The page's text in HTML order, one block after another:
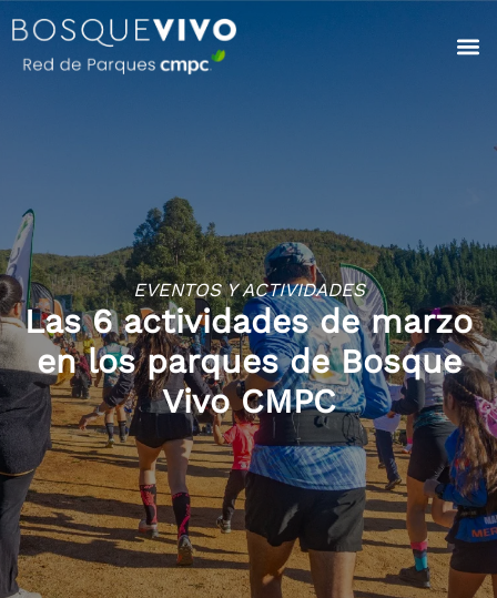
EVENTOS Y ACTIVIDADES
Las 6 actividades de marzo
en los parques de Bosque
Vivo CMPC